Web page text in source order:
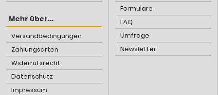
Mehr über...
Versandbedingungen
Zahlungsarten
Widerrufsrecht
Datenschutz
Impressum
Formulare
FAQ
Umfrage
Newsletter